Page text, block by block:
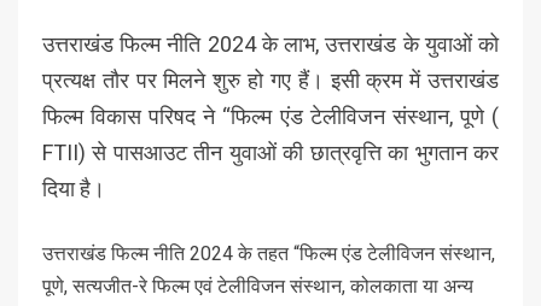
उत्तराखंड फिल्म नीति 2024 के लाभ, उत्तराखंड के युवाओं को
प्रत्यक्ष तौर पर मिलने शुरु हो गए हैं। इसी क्रम में उत्तराखंड
फिल्म विकास परिषद ने “फिल्म एंड टेलीविजन संस्थान, पूणे (
FTII) से पासआउट तीन युवाओं की छात्रवृत्ति का भुगतान कर
दिया है।
उत्तराखंड फिल्म नीति 2024 के तहत “फिल्म एंड टेलीविजन संस्थान,
पूणे, सत्यजीत-रे फिल्म एवं टेलीविजन संस्थान, कोलकाता या अन्य